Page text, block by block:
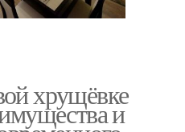
хрущёвке
и